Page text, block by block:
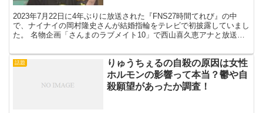
2023年7月22日に4年ぶりに放送された『FNS27時間てれび』の中
で、ナイナイの岡村隆史さんが結婚指輪をテレビで初披露していまし
た。 名物企画「さんまのラブメイト10」で西山喜久恵アナと放送が
話題
りゅうちぇるの自殺の原因は女性
ホルモンの影響って本当？鬱や自
殺願望があったか調査！